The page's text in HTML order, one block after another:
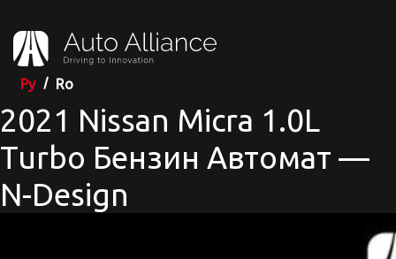
Ру Ro
2021 Nissan Micra 1.0L
Turbo Бензин Автомат —
N-Design